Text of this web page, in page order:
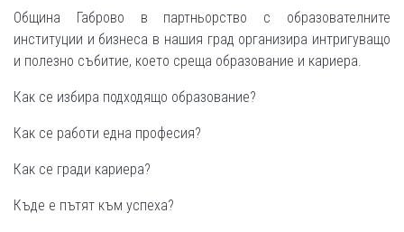
Община Габрово в партньорство с образователните
институции и бизнеса в нашия град организира интригуващо
и полезно събитие, което среща образование и кариера.
Как се избира подходящо образование?
Как се работи една професия?
Как се гради кариера?
Къде е пътят към успеха?